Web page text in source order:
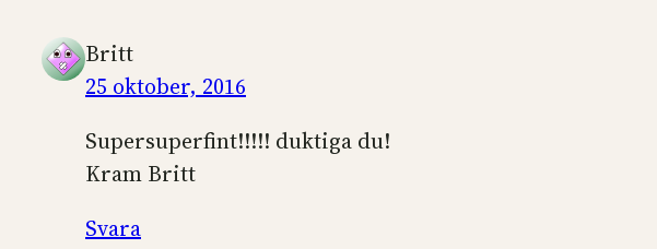
Britt
25 oktober, 2016
Supersuperfint!!!!! duktiga du!
Kram Britt
Svara